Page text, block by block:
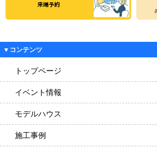
▼コンテンツ
トップページ
イベント情報
モデルハウス
施工事例